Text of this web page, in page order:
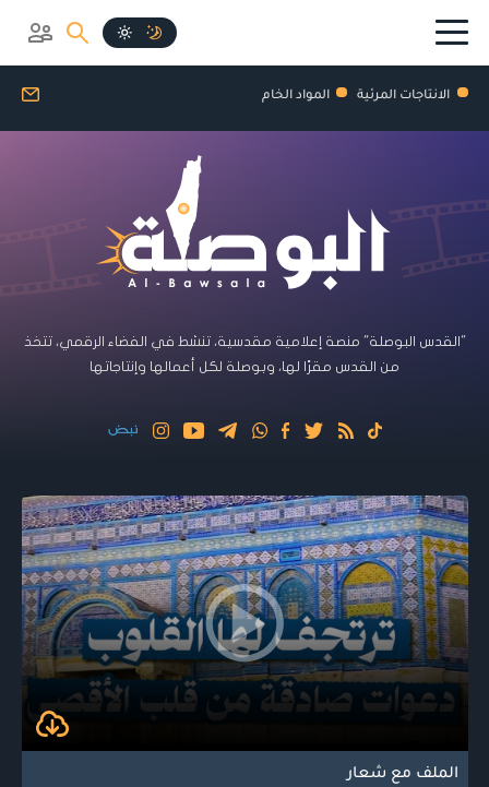
الانتاجات المرئية المواد الخام
"القدس البوصلة" منصة إعلامية مقدسية، تنشط في الفضاء الرقمي، تتخذ
من القدس مقرًا لها، وبوصلة لكل أعمالها وإنتاجاتها
الملف مع شعار